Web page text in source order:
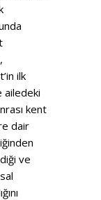
ilk
ailedeki
kent
dair
ve